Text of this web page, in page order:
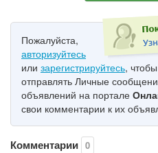
Пожалуйста,
авторизуйтесь
или зарегистрируйтесь,
отправлять Личные
объявлений на портале
свои комментарии к их
Комментарии 0